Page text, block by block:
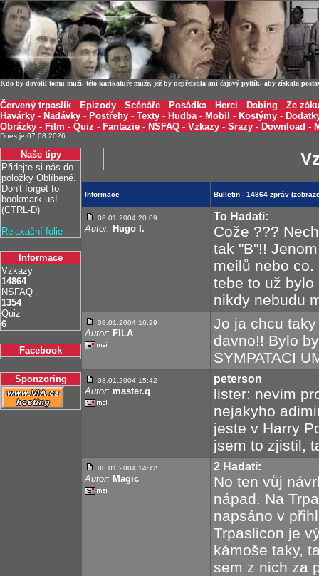
Kdo by dovolil tomu muži, této karikatuře muže, jež by nepřelstila ani čajový pytlík, aby získala
Červený trpaslík - Epizody - Scénáře - Posádka- Herci - Dabing - Ze
Havárky - Nadávky - Postřehy - Texty - Hudba- Mobil - Kostýmy -
Obrázky - Film - Quiz - Fantazie - NSFAQ - Vzkazy - Srazy - Download -
Dnes je 07.08.2026
Naše tipy
Přidejte si nás do
položky Oblíbené.
Don't forget to
bookmark us!
(CTRL-D)
Relaxační folie
Informace
Vzkazy
14864
NSFAQ
1354
Quiz
6
Facebook
Sponzoring
Informace Bulletin - 14864 zpráv
08.01.2004 20:09
Autor: Hugo I.
To Hadati:
Cože ???
tak "B"!!
meilů nebo
tebe to už
nikdy nebudu
08.01.2004 16:29
Autor: FILA
Jo ja chcu
davno!! Bylo
SYMPATACI
08.01.2004 15:42
Autor: master.q
peterson
lister: nevim
nejakyho
jeste v Harry
jsem to zjistil,
08.01.2004 14:12
Autor: Magic
2 Hadati:
No ten vůj
nápad. Na
napsáno v
Trpaslicon je
kámoše taky,
sem z nich za